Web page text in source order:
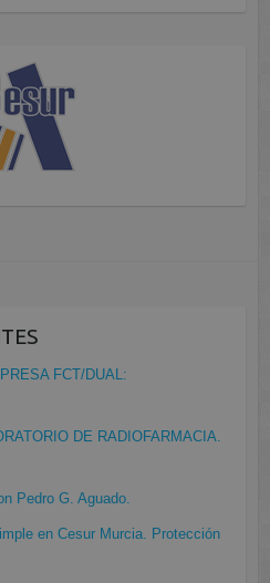
FCT/DUAL:
DE RADIOFARMACIA.
Pedro G. Aguado.
en Cesur Murcia. Protección